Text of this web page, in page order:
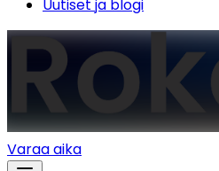
Uutiset ja blogi
Varaa aika